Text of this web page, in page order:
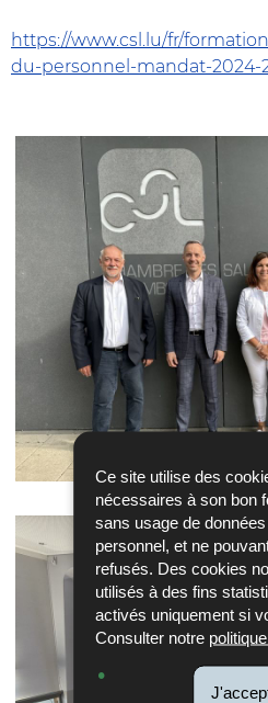
Ce site utilise des
nécessaires à son bon
sans usage de
personnel, et ne
refusés. Des cookies
utilisés à des fins
activés uniquement si
Consulter notre
https://www.csl.lu/fr/
du-personnel-mandat-2024-